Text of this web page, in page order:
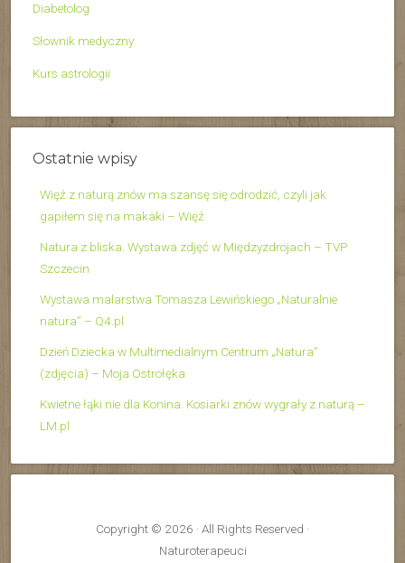
Diabetolog
Słownik medyczny
Kurs astrologii
Ostatnie wpisy
Więź z naturą znów ma szansę się odrodzić, czyli jak
gapiłem się na makaki – Więź
Natura z bliska. Wystawa zdjęć w Międzyzdrojach – TVP
Szczecin
Wystawa malarstwa Tomasza Lewińskiego „Naturalnie
natura” – Q4.pl
Dzień Dziecka w Multimedialnym Centrum „Natura”
(zdjęcia) – Moja Ostrołęka
Kwietne łąki nie dla Konina. Kosiarki znów wygrały z naturą –
LM.pl
Copyright © 2026 · All Rights Reserved ·
Naturoterapeuci